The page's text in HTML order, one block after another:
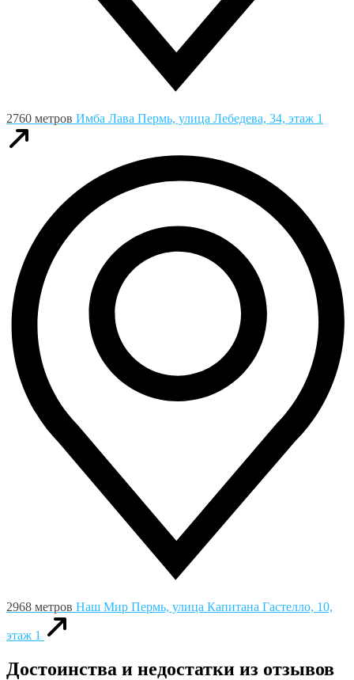
2760 метров Имба Лава Пермь, улица Лебедева, 34, этаж 1
2968 метров Наш Мир Пермь, улица Капитана Гастелло, 10,
этаж 1
Достоинства и недостатки из отзывов